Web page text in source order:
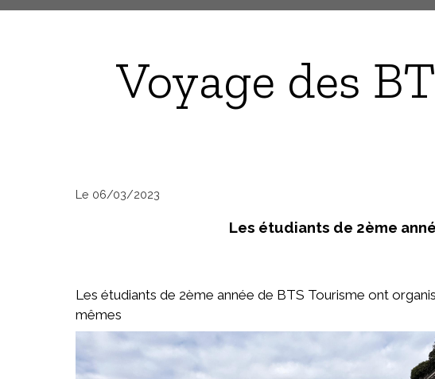
Voyage des
Le 06/03/2023
Les étudiants de 2ème
Les étudiants de 2ème année de BTS Tourisme ont
mêmes